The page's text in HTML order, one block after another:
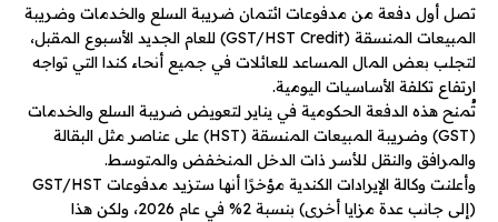
تصل أول دفعة من مدفوعات ائتمان ضريبة السلع والخدمات وضريبة
المبيعات المنسقة (GST/HST Credit) للعام الجديد الأسبوع المقبل،
لتجلب بعض المال المساعد للعائلات في جميع أنحاء كندا التي تواجه
ارتفاع تكلفة الأساسيات اليومية.
تُمنح هذه الدفعة الحكومية في يناير لتعويض ضريبة السلع والخدمات
(GST) وضريبة المبيعات المنسقة (HST) على عناصر مثل البقالة
والمرافق والنقل للأسر ذات الدخل المنخفض والمتوسط.
وأعلنت وكالة الإيرادات الكندية مؤخرًا أنها ستزيد مدفوعات GST/HST
(إلى جانب عدة مزايا أخرى) بنسبة 2% في عام 2026، ولكن هذا